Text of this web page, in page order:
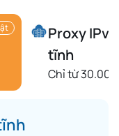
Proxy
tĩnh
Chỉ từ